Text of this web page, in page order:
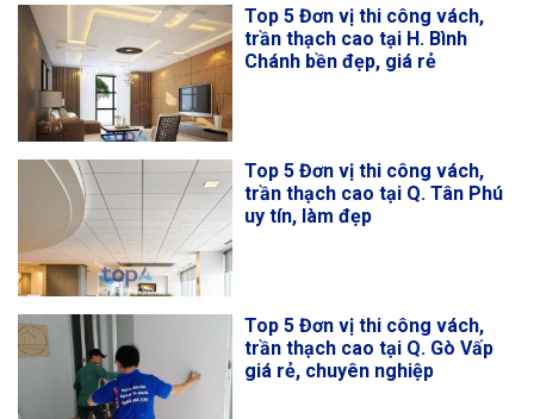
Top 5 Đơn vị thi công vách,
trần thạch cao tại H. Bình
Chánh bền đẹp, giá rẻ
Top 5 Đơn vị thi công vách,
trần thạch cao tại Q. Tân Phú
uy tín, làm đẹp
Top 5 Đơn vị thi công vách,
trần thạch cao tại Q. Gò Vấp
giá rẻ, chuyên nghiệp